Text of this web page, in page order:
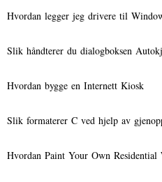
Hvordan legger jeg drivere til
Slik håndterer du dialogboksen
Hvordan bygge en Internett Kiosk
Slik formaterer C ved hjelp av
Hvordan Paint Your Own Residential